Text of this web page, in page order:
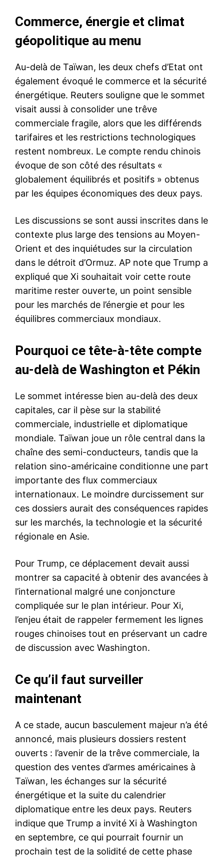
Commerce, énergie et climat
géopolitique au menu
Au-delà de Taïwan, les deux chefs d’Etat ont
également évoqué le commerce et la sécurité
énergétique. Reuters souligne que le sommet
visait aussi à consolider une trêve
commerciale fragile, alors que les différends
tarifaires et les restrictions technologiques
restent nombreux. Le compte rendu chinois
évoque de son côté des résultats «
globalement équilibrés et positifs » obtenus
par les équipes économiques des deux pays.
Les discussions se sont aussi inscrites dans le
contexte plus large des tensions au Moyen-
Orient et des inquiétudes sur la circulation
dans le détroit d’Ormuz. AP note que Trump a
expliqué que Xi souhaitait voir cette route
maritime rester ouverte, un point sensible
pour les marchés de l’énergie et pour les
équilibres commerciaux mondiaux.
Pourquoi ce tête-à-tête compte
au-delà de Washington et Pékin
Le sommet intéresse bien au-delà des deux
capitales, car il pèse sur la stabilité
commerciale, industrielle et diplomatique
mondiale. Taïwan joue un rôle central dans la
chaîne des semi-conducteurs, tandis que la
relation sino-américaine conditionne une part
importante des flux commerciaux
internationaux. Le moindre durcissement sur
ces dossiers aurait des conséquences rapides
sur les marchés, la technologie et la sécurité
régionale en Asie.
Pour Trump, ce déplacement devait aussi
montrer sa capacité à obtenir des avancées à
l’international malgré une conjoncture
compliquée sur le plan intérieur. Pour Xi,
l’enjeu était de rappeler fermement les lignes
rouges chinoises tout en préservant un cadre
de discussion avec Washington.
Ce qu’il faut surveiller
maintenant
A ce stade, aucun basculement majeur n’a été
annoncé, mais plusieurs dossiers restent
ouverts : l’avenir de la trêve commerciale, la
question des ventes d’armes américaines à
Taïwan, les échanges sur la sécurité
énergétique et la suite du calendrier
diplomatique entre les deux pays. Reuters
indique que Trump a invité Xi à Washington
en septembre, ce qui pourrait fournir un
prochain test de la solidité de cette phase